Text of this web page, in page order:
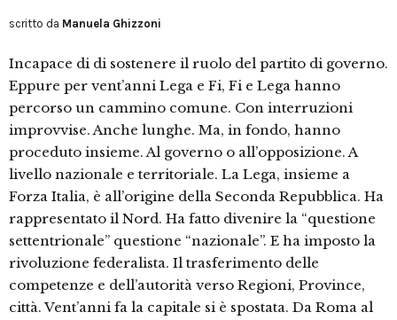
scritto da Manuela Ghizzoni
Incapace di di sostenere il ruolo del partito di governo.
Eppure per vent’anni Lega e Fi, Fi e Lega hanno
percorso un cammino comune. Con interruzioni
improvvise. Anche lunghe. Ma, in fondo, hanno
proceduto insieme. Al governo o all’opposizione. A
livello nazionale e territoriale. La Lega, insieme a
Forza Italia, è all’origine della Seconda Repubblica. Ha
rappresentato il Nord. Ha fatto divenire la “questione
settentrionale” questione “nazionale”. E ha imposto la
rivoluzione federalista. Il trasferimento delle
competenze e dell’autorità verso Regioni, Province,
città. Vent’anni fa la capitale si è spostata. Da Roma al